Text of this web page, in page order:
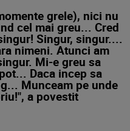
grele), nici nu
cel mai greu... Cred
Singur, singur....
nimeni. Atunci am
Mi-e greu sa
Daca incep sa
Munceam pe unde
a povestit